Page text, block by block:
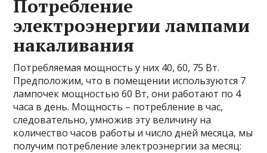
Потребление
электроэнергии лампами
накаливания
Потребляемая мощность у них 40, 60, 75 Вт.
Предположим, что в помещении используются 7
лампочек мощностью 60 Вт, они работают по 4
часа в день. Мощность – потребление в час,
следовательно, умножив эту величину на
количество часов работы и число дней месяца, мы
получим потребление электроэнергии за месяц: